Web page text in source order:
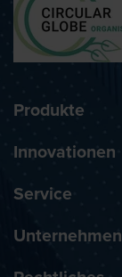
Produkte
Innovationen
Service
Unternehmen